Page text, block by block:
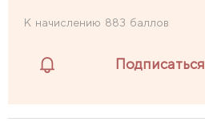
К начислению 883 баллов
Подписаться